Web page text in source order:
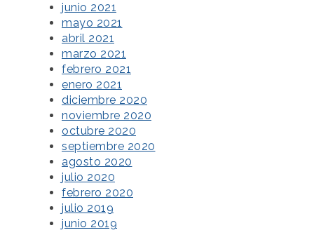
junio 2021
mayo 2021
abril 2021
marzo 2021
febrero 2021
enero 2021
diciembre 2020
noviembre 2020
octubre 2020
septiembre 2020
agosto 2020
julio 2020
febrero 2020
julio 2019
junio 2019